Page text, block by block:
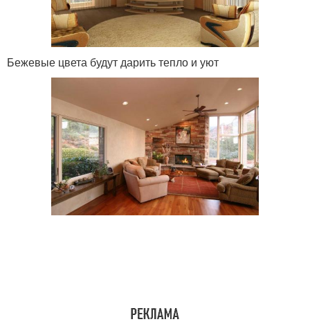
Бежевые цвета будут дарить тепло и уют